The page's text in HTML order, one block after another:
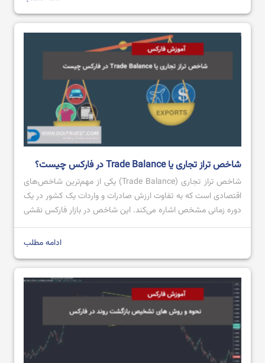
باینری آپشن چیست؟ آموزش باینری آپشن آلپاری
شاخص تراز تجاری یا Trade Balance در فارکس چیست؟
شاخص تراز تجاری (Trade Balance) یکی از مهم‌ترین شاخص‌های
اقتصادی است که به تفاوت ارزش صادرات و واردات یک کشور در یک
دوره زمانی مشخص اشاره می‌کند. این شاخص در بازار فارکس نقشی
کلیدی ایفا می‌کند، زیرا می‌تواند روی ارزش پول ملی یک کشور تاثیر
بگذارد. تراز تجاری مثبت، که به معنای صادرات بیشتر از […]ادامه مطلب